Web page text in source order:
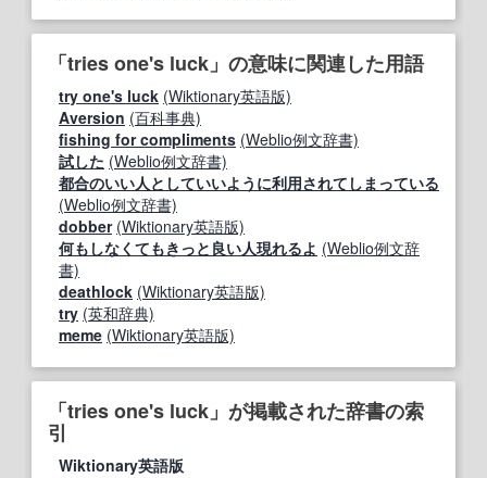
「tries one's luck」の意味に関連した用語
try one's luck (Wiktionary英語版)
Aversion (百科事典)
fishing for compliments (Weblio例文辞書)
試した (Weblio例文辞書)
都合のいい人としていいように利用されてしまっている
(Weblio例文辞書)
dobber (Wiktionary英語版)
何もしなくてもきっと良い人現れるよ (Weblio例文辞
書)
deathlock (Wiktionary英語版)
try (英和辞典)
meme (Wiktionary英語版)
「tries one's luck」が掲載された辞書の索
引
Wiktionary英語版